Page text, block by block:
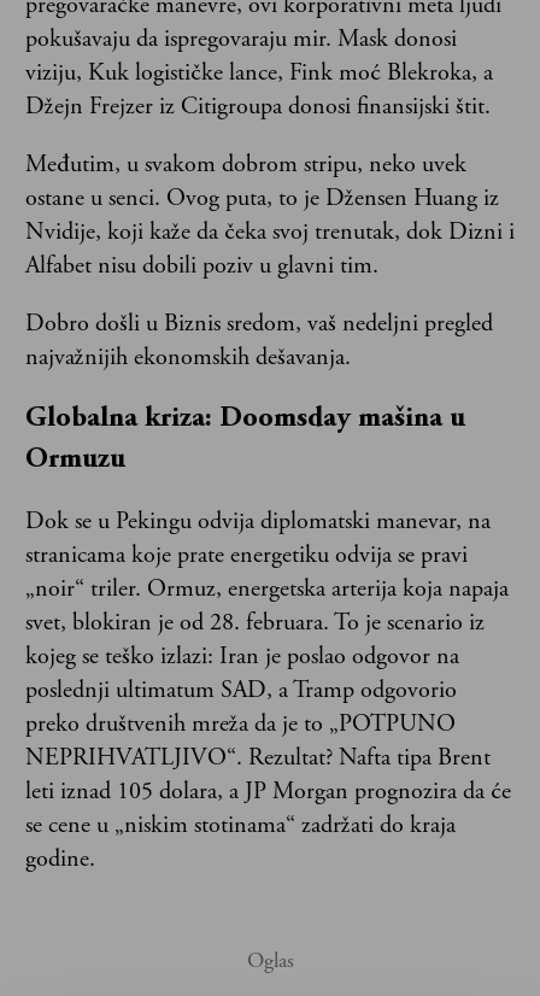
pokušavaju da ispregovaraju mir. Mask donosi
viziju, Kuk logističke lance, Fink moć Blekroka, a
Džejn Frejzer iz Citigroupa donosi finansijski štit.
Međutim, u svakom dobrom stripu, neko uvek
ostane u senci. Ovog puta, to je Džensen Huang iz
Nvidije, koji kaže da čeka svoj trenutak, dok Dizni i
Alfabet nisu dobili poziv u glavni tim.
Dobro došli u Biznis sredom, vaš nedeljni pregled
najvažnijih ekonomskih dešavanja.
Globalna kriza: Doomsday mašina u
Ormuzu
Dok se u Pekingu odvija diplomatski manevar, na
stranicama koje prate energetiku odvija se pravi
„noir“ triler. Ormuz, energetska arterija koja napaja
svet, blokiran je od 28. februara. To je scenario iz
kojeg se teško izlazi: Iran je poslao odgovor na
poslednji ultimatum SAD, a Tramp odgovorio
preko društvenih mreža da je to „POTPUNO
NEPRIHVATLJIVO“. Rezultat? Nafta tipa Brent
leti iznad 105 dolara, a JP Morgan prognozira da će
se cene u „niskim stotinama“ zadržati do kraja
godine.